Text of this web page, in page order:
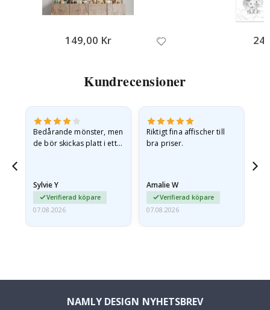
149,00 Kr
Kundrecensioner
Bedårande mönster, men
de bör skickas platt i ett
Sylvie Y
Verifierad köpare
07.08.2026
Riktigt fina affischer till
bra priser.
Amalie W
Verifierad köpare
07.08.2026
NAMLY DESIGN NYHETSBREV